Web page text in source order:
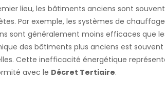
lieu, les bâtiments anciens sont
Par exemple, les systèmes de
sont généralement moins efficaces que
des bâtiments plus anciens est
Cette inefficacité énergétique
avec le Décret Tertiaire.